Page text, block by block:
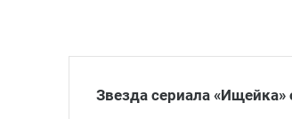
Звезда сериала